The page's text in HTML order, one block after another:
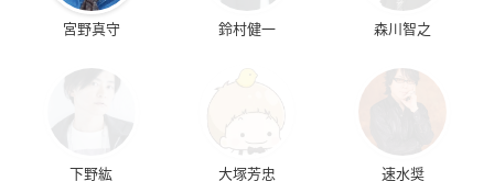
宮野真守 鈴村健一 森川智之
下野紘 大塚芳忠 速水奨